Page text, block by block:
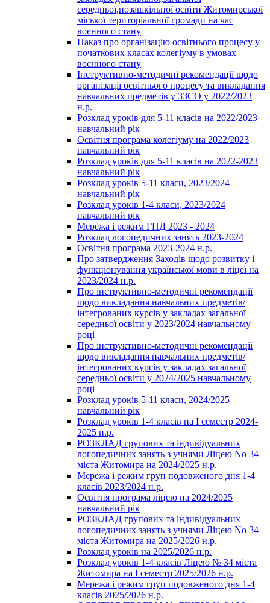
середньої,позашкільної освіти Житомирської
міської територіальної громади на час
воєнного стану
Наказ про організацію освітнього процесу у
початкових класах колегіуму в умовах
воєнного стану
Інструктивно-методичні рекомендації щодо
організації освітнього процесу та викладання
навчальних предметів у ЗЗСО у 2022/2023
н.р.
Розклад уроків для 5-11 класів на 2022/2023
навчальний рік
Освітня програма колегіуму на 2022/2023
навчальний рік
Розклад уроків для 5-11 класів на 2022-2023
навчальний рік
Розклад уроків 5-11 класи, 2023/2024
навчальний рік
Розклад уроків 1-4 класи, 2023/2024
навчальний рік
Мережа і режим ГПД 2023 - 2024
Розклад логопедичних занять 2023-2024
Освітня програма 2023-2024 н.р.
Про затвердження Заходів щодо розвитку і
функціонування української мови в ліцеї на
2023/2024 н.р.
Про інструктивно-методичні рекомендації
щодо викладання навчальних предметів/
інтегрованих курсів у закладах загальної
середньої освіти у 2023/2024 навчальному
році
Про інструктивно-методичні рекомендації
щодо викладання навчальних предметів/
інтегрованих курсів у закладах загальної
середньої освіти у 2024/2025 навчальному
році
Розклад уроків 5-11 класи, 2024/2025
навчальний рік
Розклад уроків 1-4 класів на І семестр 2024-
2025 н.р.
РОЗКЛАД групових та індивідуальних
логопедичних занять з учнями Ліцею No 34
міста Житомира на 2024/2025 н.р.
Мережа і режим груп подовженого дня 1-4
класів 2023/2024 н.р.
Освітня програма ліцею на 2024/2025
навчальний рік
РОЗКЛАД групових та індивідуальних
логопедичних занять з учнями Ліцею No 34
міста Житомира на 2025/2026 н.р.
Розклад уроків на 2025/2026 н.р.
Розклад уроків 1-4 класів Ліцею № 34 міста
Житомира на І семестр 2025/2026 н.р.
Мережа і режим груп подовженого дня 1-4
класів 2025/2026 н.р.